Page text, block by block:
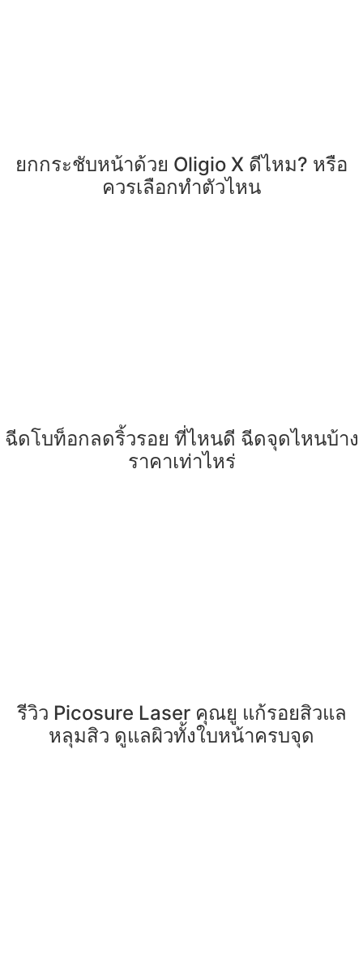
ยกกระชับหน้าด้วย Oligio X ดีไหม? หรือ
ควรเลือกทำตัวไหน
ฉีดโบท็อกลดริ้วรอย ที่ไหนดี ฉีดจุดไหนบ้าง
ราคาเท่าไหร่
รีวิว Picosure Laser คุณยู แก้รอยสิวแล
หลุมสิว ดูแลผิวทั้งใบหน้าครบจุด